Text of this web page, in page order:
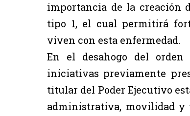
importancia de la creación
tipo 1, el cual permitirá
viven con esta enfermedad.
En el desahogo del
iniciativas previamente
titular del Poder Ejecutivo
administrativa, movilidad y